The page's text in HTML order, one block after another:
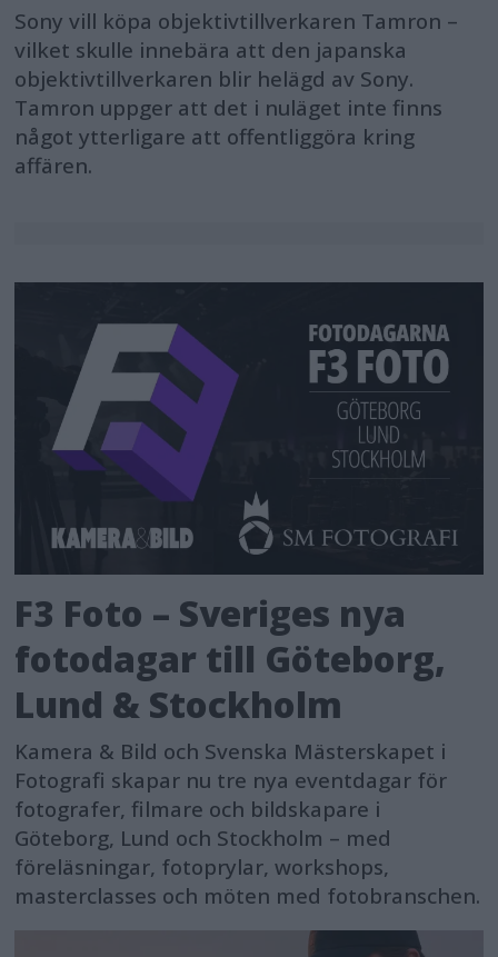
Sony vill köpa objektivtillverkaren Tamron –
vilket skulle innebära att den japanska
objektivtillverkaren blir helägd av Sony.
Tamron uppger att det i nuläget inte finns
något ytterligare att offentliggöra kring
affären.
F3 Foto – Sveriges nya
fotodagar till Göteborg,
Lund & Stockholm
Kamera & Bild och Svenska Mästerskapet i
Fotografi skapar nu tre nya eventdagar för
fotografer, filmare och bildskapare i
Göteborg, Lund och Stockholm – med
föreläsningar, fotoprylar, workshops,
masterclasses och möten med fotobranschen.